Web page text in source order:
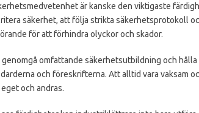
är kanske den viktigaste
säkerhet, att följa strikta säkerhetsprotokoll
för att förhindra olyckor och skador.
omfattande säkerhetsutbildning och hålla
och föreskrifterna. Att alltid vara vaksam
och andras.